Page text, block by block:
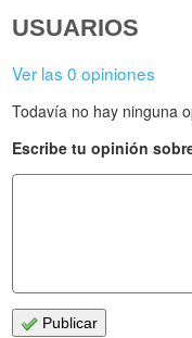
USUARIOS
Ver las 0 opiniones
Todavía no hay ninguna
Escribe tu opinión
Publicar